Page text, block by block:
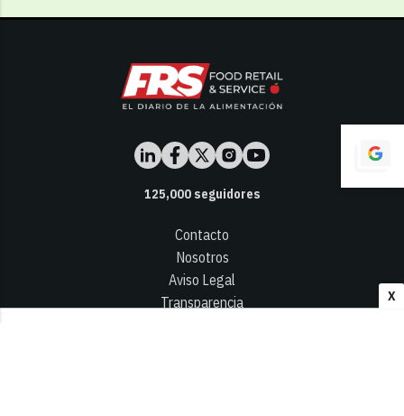
X
125,000seguidores
Contacto
Nosotros
Aviso Legal
Transparencia